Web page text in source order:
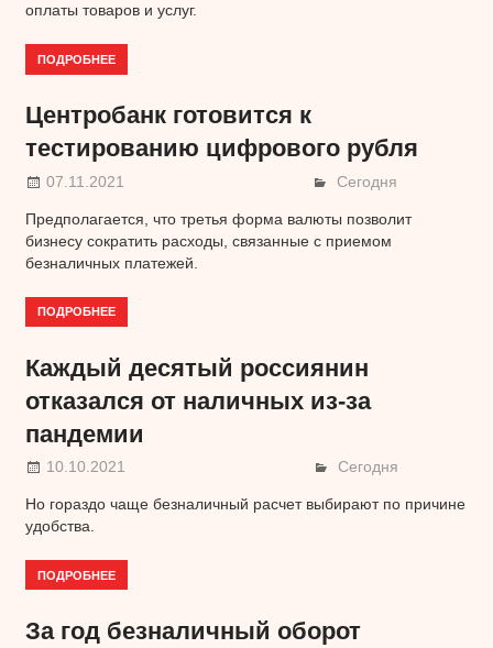
оплаты товаров и услуг.
ПОДРОБНЕЕ
Центробанк готовится к
тестированию цифрового рубля
07.11.2021 Сегодня
Предполагается, что третья форма валюты позволит
бизнесу сократить расходы, связанные с приемом
безналичных платежей.
ПОДРОБНЕЕ
Каждый десятый россиянин
отказался от наличных из-за
пандемии
10.10.2021 Сегодня
Но гораздо чаще безналичный расчет выбирают по причине
удобства.
ПОДРОБНЕЕ
За год безналичный оборот